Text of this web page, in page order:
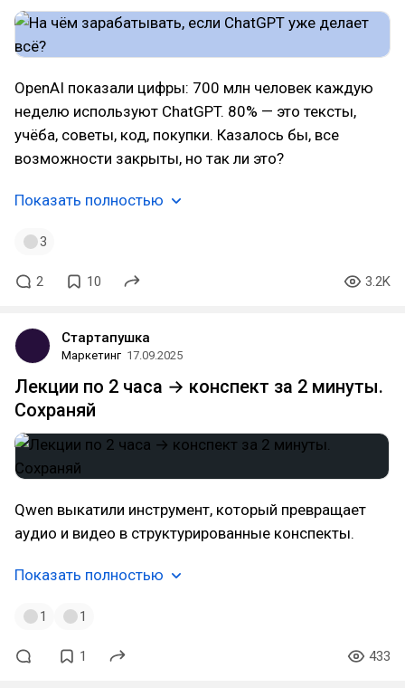
OpenAI показали цифры: 700 млн человек каждую
неделю используют ChatGPT. 80% — это тексты,
учёба, советы, код, покупки. Казалось бы, все
возможности закрыты, но так ли это?
Показать полностью
3
2 10 3.2K
Стартапушка
Маркетинг 17.09.2025
Лекции по 2 часа → конспект за 2 минуты.
Сохраняй
Qwen выкатили инструмент, который превращает
аудио и видео в структурированные конспекты.
Показать полностью
1 1
1 433